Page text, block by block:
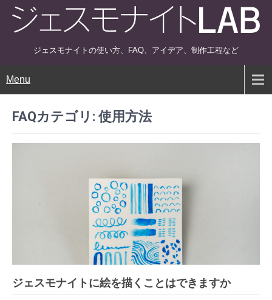
ジェスモナイトの使い方、FAQ、アイデア、制作工程など
Menu
FAQカテゴリ: 使用方法
ジェスモナイトに絵を描くことはできますか